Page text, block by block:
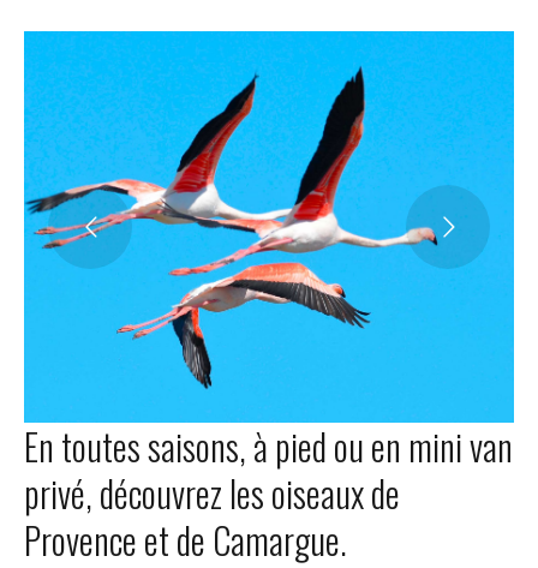
En toutes saisons, à pied ou en mini van
privé, découvrez les oiseaux de
Provence et de Camargue.